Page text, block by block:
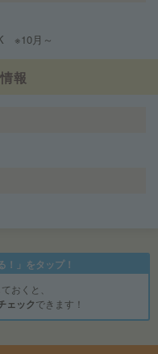
※10月～
報
」をタップ！
おくと、
ェックできます！